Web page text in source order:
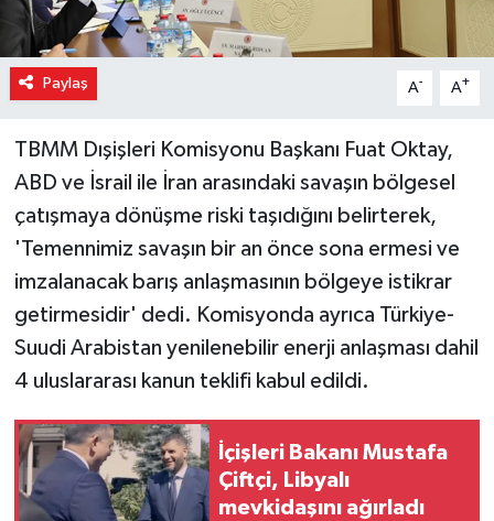
Paylaş A- A+
TBMM Dışişleri Komisyonu Başkanı Fuat Oktay,
ABD ve İsrail ile İran arasındaki savaşın bölgesel
çatışmaya dönüşme riski taşıdığını belirterek,
'Temennimiz savaşın bir an önce sona ermesi ve
imzalanacak barış anlaşmasının bölgeye istikrar
getirmesidir' dedi. Komisyonda ayrıca Türkiye-
Suudi Arabistan yenilenebilir enerji anlaşması dahil
4 uluslararası kanun teklifi kabul edildi.
İçişleri Bakanı Mustafa
Çiftçi, Libyalı
mevkidaşını ağırladı